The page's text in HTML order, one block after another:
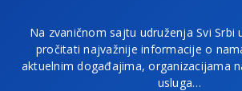
Na zvaničnom sajtu udruženja Svi Srbi
pročitati najvažnije informacije o
aktuelnim događajima, organizacijama
usluga…